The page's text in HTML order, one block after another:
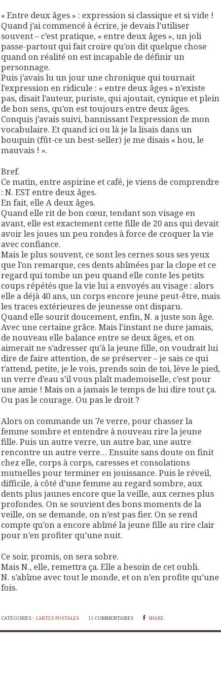
« Entre deux âges » : expression si classique et si vide !
Quand j’ai commencé à écrire, je devais l’utiliser
souvent – c’est pratique, « entre deux âges », un joli
passe-partout qui fait croire qu’on dit quelque chose
quand on réalité on est incapable de définir un
personnage.
Puis j’avais lu un jour une chronique qui tournait
l’expression en ridicule : « entre deux âges » n’existe
pas, disait l’auteur, puriste, qui ajoutait, cynique et plein
de bon sens, qu’on est toujours entre deux âges.
Conquis j’avais suivi, bannissant l’expression de mon
vocabulaire. Et quand ici ou là je la lisais dans un
bouquin (fût-ce un best-seller) je me disais « hou, le
mauvais ! ».
Bref.
Ce matin, entre aspirine et café, je viens de comprendre
: N. EST entre deux âges.
En fait, elle A deux âges.
Quand elle rit de bon cœur, tendant son visage en
avant, elle est exactement cette fille de 20 ans qui devait
avoir les joues un peu rondes à force de croquer la vie
avec confiance.
Mais le plus souvent, ce sont les cernes sous ses yeux
que l’on remarque, ces dents abîmées par la clope et ce
regard qui tombe un peu quand elle conte les petits
coups répétés que la vie lui a envoyés au visage : alors
elle a déjà 40 ans, un corps encore jeune peut-être, mais
les traces extérieures de jeunesse ont disparu.
Quand elle sourit doucement, enfin, N. a juste son âge.
Avec une certaine grâce. Mais l’instant ne dure jamais,
de nouveau elle balance entre se deux âges, et on
aimerait ne s’adresser qu’à la jeune fille, on voudrait lui
dire de faire attention, de se préserver – je sais ce qui
t’attend, petite, je le vois, prends soin de toi, lève le pied,
un verre d’eau s’il vous plaît mademoiselle, c’est pour
une amie ! Mais on a jamais le temps de lui dire tout ça.
Ou pas le courage. Ou pas le droit ?
Alors on commande un 7e verre, pour chasser la
femme sombre et entendre à nouveau rire la jeune
fille. Puis un autre verre, un autre bar, une autre
rencontre un autre verre… Ensuite sans doute on finit
chez elle, corps à corps, caresses et consolations
mutuelles pour terminer en jouissance. Puis le réveil,
difficile, à côté d’une femme au regard sombre, aux
dents plus jaunes encore que la veille, aux cernes plus
profondes. On se souvient des bons moments de la
veille, on se demande, on n’est pas fier. On se rend
compte qu’on a encore abîmé la jeune fille au rire clair
pour n’en profiter qu’une nuit.
Ce soir, promis, on sera sobre.
Mais N., elle, remettra ça. Elle a besoin de cet oubli.
N. s’abîme avec tout le monde, et on n’en profite qu’une
fois.
CATÉGORIES : CARTES POSTALES 15 COMMENTAIRES SHARE